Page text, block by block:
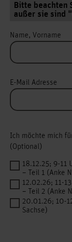
Bitte beachten
außer sie sind
Name, Vorname
E-Mail Adresse
Ich möchte mich
(Optional)
18.12.25; 9-11
– Teil 1 (Anke
12.02.26; 11-
– Teil 2 (Anke
20.01.26; 10-
Sachse)